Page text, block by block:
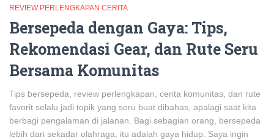
REVIEW PERLENGKAPAN CERITA
Bersepeda dengan Gaya: Tips,
Rekomendasi Gear, dan Rute Seru
Bersama Komunitas
Tips bersepeda, review perlengkapan, cerita komunitas, dan rute
favorit selalu jadi topik yang seru buat dibahas, apalagi saat kita
berbagi pengalaman di jalanan. Bagi sebagian orang, bersepeda
lebih dari sekadar olahraga, itu adalah gaya hidup. Saya ingin